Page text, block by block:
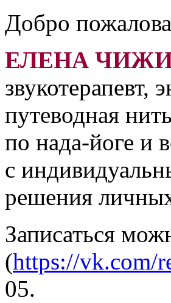
Добро
ЕЛЕНА
звукотерапевт,
путеводная
по нада-йоге и
с
решения
Записаться
(https://vk.com/
05.